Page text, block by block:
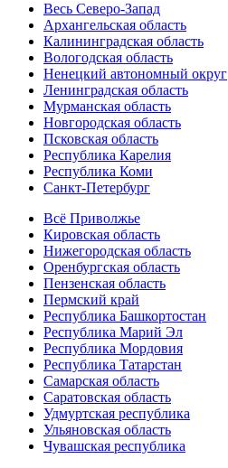
Весь Северо-Запад
Архангельская область
Калининградская область
Вологодская область
Ненецкий автономный округ
Ленинградская область
Мурманская область
Новгородская область
Псковская область
Республика Карелия
Республика Коми
Санкт-Петербург
Всё Приволжье
Кировская область
Нижегородская область
Оренбургская область
Пензенская область
Пермский край
Республика Башкортостан
Республика Марий Эл
Республика Мордовия
Республика Татарстан
Самарская область
Саратовская область
Удмуртская республика
Ульяновская область
Чувашская республика